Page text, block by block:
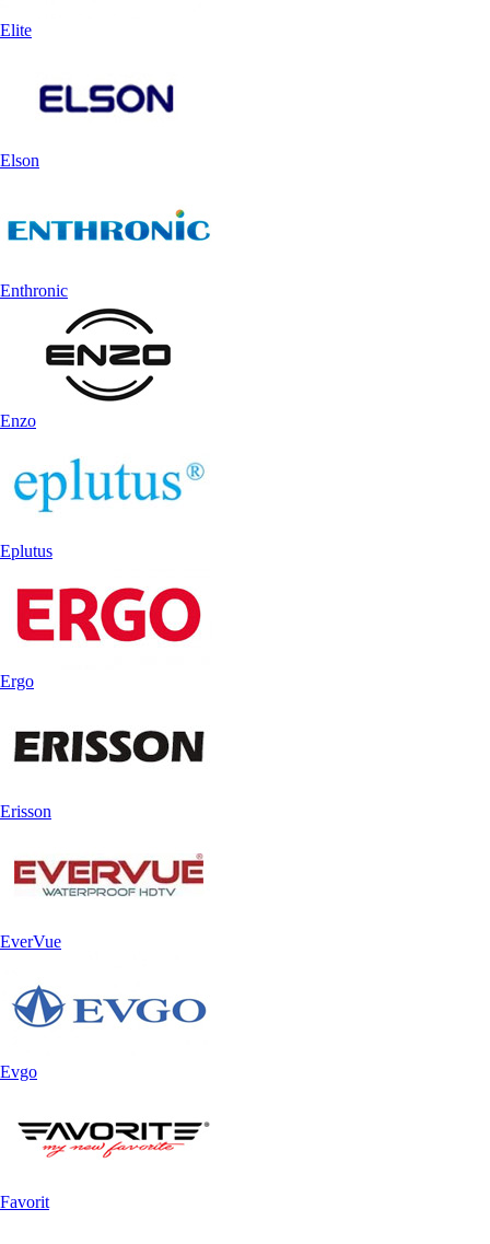
Elite
Elson
Enthronic
Enzo
Eplutus
Ergo
Erisson
EverVue
Evgo
Favorit